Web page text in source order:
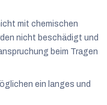
mit chemischen
nicht beschädigt und
beim Tragen
ein langes und